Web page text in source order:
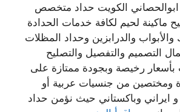
ابوالحصاني الكويت حداد متخصص
ماكينة لحيم لكافة خدمات الحدادة
والأبواب والدرابزين وحداد المظلات
التصميم والتفصيل والتصليح
بأسعار رخيصة وبجودة ممتازة على
ومختصين من جنسيات عربية أو
و ايراني وباكستاني حيث نؤمن حداد